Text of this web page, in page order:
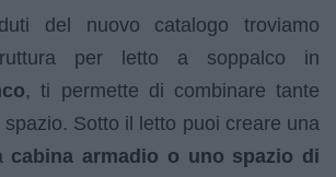
del nuovo catalogo troviamo
per letto a soppalco in
, ti permette di combinare tante
Sotto il letto puoi creare una
cabina armadio o uno spazio di